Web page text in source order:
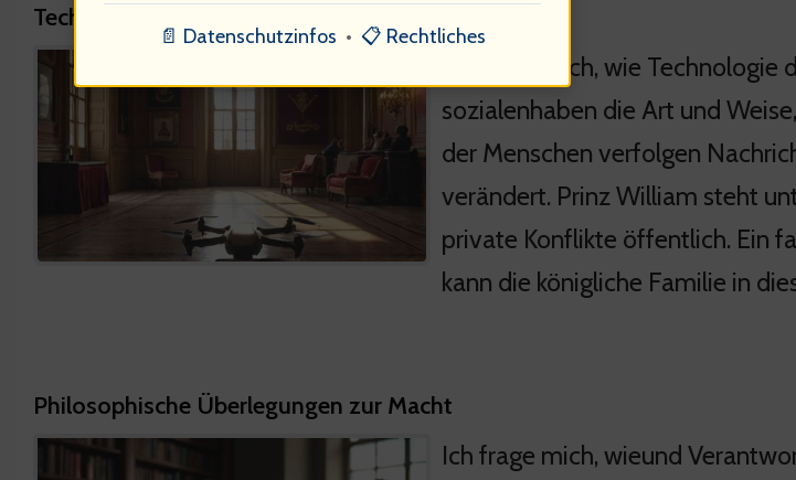
Technologische Einflüsse auf die Monarchie
Ich frage mich, wie
sozialenhaben die Art und
der Menschen verfolgen
verändert. Prinz William steht
private Konflikte öffentlich. Ein
kann die königliche Familie in
Philosophische Überlegungen zur Macht
Ich frage mich, wieund
📄 Datenschutzinfos • 📋 Rechtliches